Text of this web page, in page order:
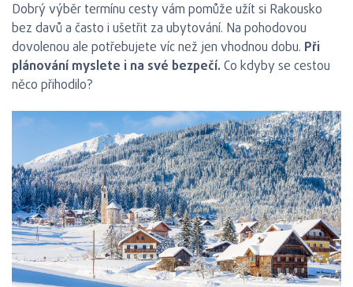
Dobrý výběr termínu cesty vám pomůže užít si Rakousko
bez davů a často i ušetřit za ubytování. Na pohodovou
dovolenou ale potřebujete víc než jen vhodnou dobu. Při
plánování myslete i na své bezpečí.Co kdyby se cestou
něco přihodilo?